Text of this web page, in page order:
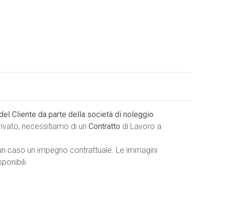
Cliente da parte della società di noleggio
necessitiamo di un Contratto di Lavoro a
caso un impegno contrattuale. Le immagini